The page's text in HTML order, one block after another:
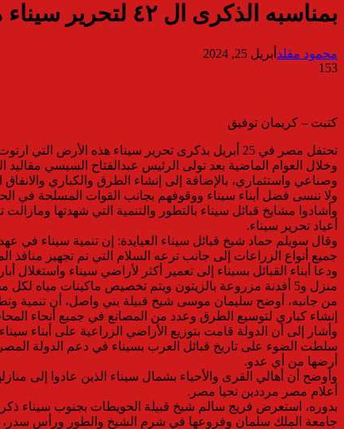
بمناسبه الذكرى ال ٤٢ لتحرير سيناء مشايخ سيناء: نهضة تنموية عملاقة تشهدها سيناء في عهد الرئيس السيسي
محمود مقلد أبريل 25, 2024
153
كتبت – كريمان توفيق
تحتفل مصر في 25 أبريل بذكرى تحرير سيناء هذه الأرض التي ارتوت رمالها بدماء أبنائها المصريين من رجال القوات المسلحة وأهالي سيناء هذه البقعة الغالية على كل مصري.
وخلال العوام الماضية بعد تولى الرئيس عبدالفتاح السيسي
وصناعي واستثماري، بالإضافة إلى إنشاء الطرق والكباري
ولا ننسى فضل أبناء سيناء ووقوفهم بجانب القوات المسلحة في
وأشادوا مشايخ قبائل سيناء بالتطور والتنمية التي شهدتها
أعياد تحرير سيناء.
وقال سويلم حماد شيخ قبائل سيناء العيايدة: إن تنمية سيناء
جميع أنواع الزراعات إلى جانب ترعه السلام التي تم تجهيز منافذ
ودعا أبناء القبائل بسيناء إلى تعمير أكثر لأراضي سيناء
منزل و5 أفدنة مزروعة بالزيتون ويتم تخصيص ماكينات مياه لكل مجموعة من المزارعين، مشيرا إلى إنشاء محطات تحلية مياه للشرب وذلك في إطار الجهود غير مسبوقة للتنمية تشتمل كافة ربوع الوطن.
من جانبه، أوضح سليمان موسى شيخ قبيلة بني واصل، أن تنمية
إنشاء كباري لتوسيع الطرق وعدد من المصانع في جميع أنحاء
وأشار إلى أن الدولة قامت بتوزيع الأراضي الزراعية على أبناء
أرضها من أي عدو.
وأوضح أن أهالي القرى والأحياء بشمال سيناء الذين عادوا إلى
أعلام مصر مرددين تحيا مصر.
بدوره، استعرض فريج سالم شيخ قبيلة الحويطات بجنوب سيناء